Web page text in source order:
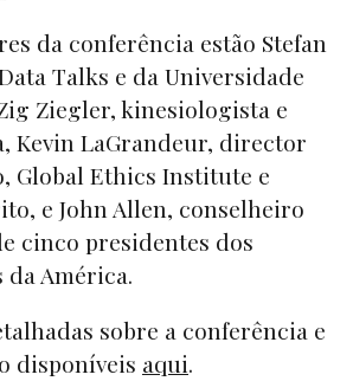
da conferência estão Stefan
Talks e da Universidade
Ziegler, kinesiologista e
Kevin LaGrandeur, director
Global Ethics Institute e
e John Allen, conselheiro
cinco presidentes dos
da América.
sobre a conferência e
disponíveis aqui.